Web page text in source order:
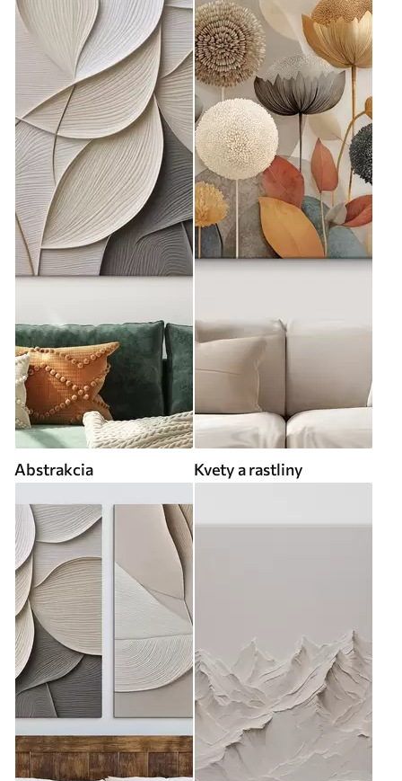
Abstrakcia Kvety a rastliny